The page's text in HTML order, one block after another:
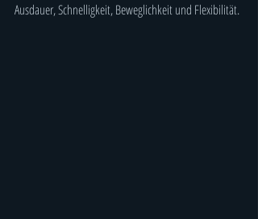
Ausdauer, Schnelligkeit, Beweglichkeit und Flexibilität.